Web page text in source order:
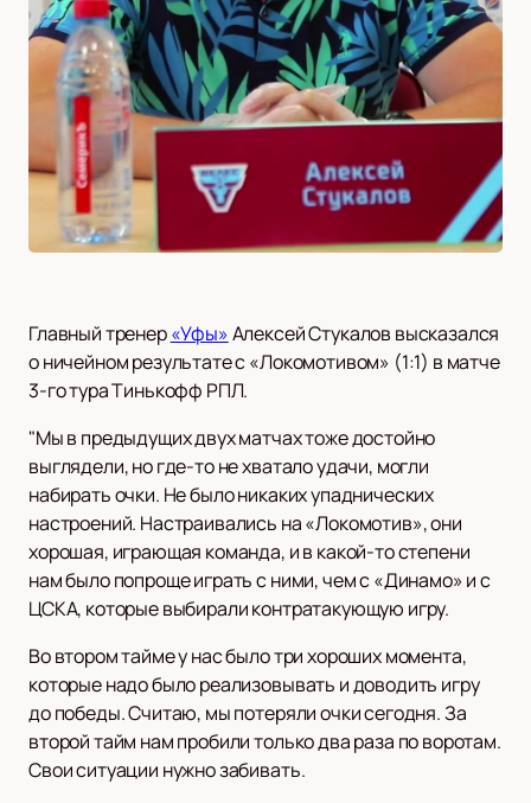
Главный тренер«Уфы»Алексей Стукалов высказался
о ничейном результате с «Локомотивом» (1:1) в матче
3-го тура Тинькофф РПЛ.
"Мы в предыдущих двух матчах тоже достойно
выглядели, но где-то не хватало удачи, могли
набирать очки. Не было никаких упаднических
настроений. Настраивались на «Локомотив», они
хорошая, играющая команда, и в какой-то степени
нам было попроще играть с ними, чем с «Динамо» и с
ЦСКА, которые выбирали контратакующую игру.
Во втором тайме у нас было три хороших момента,
которые надо было реализовывать и доводить игру
до победы. Считаю, мы потеряли очки сегодня. За
второй тайм нам пробили только два раза по воротам.
Свои ситуации нужно забивать.